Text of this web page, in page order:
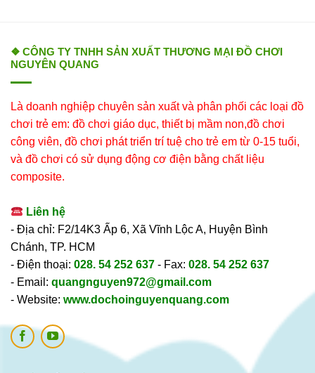
❖ CÔNG TY TNHH SẢN XUẤT THƯƠNG MẠI ĐỒ CHƠI
NGUYÊN QUANG
Là doanh nghiệp chuyên sản xuất và phân phối các loại đồ
chơi trẻ em: đồ chơi giáo dục, thiết bị mầm non,đồ chơi
công viên, đồ chơi phát triển trí tuệ cho trẻ em từ 0-15 tuổi,
và đồ chơi có sử dụng động cơ điện bằng chất liệu
composite.
Liên hệ
- Địa chỉ: F2/14K3 Ấp 6, Xã Vĩnh Lộc A, Huyện Bình
Chánh, TP. HCM
- Điện thoại: 028. 54 252 637 - Fax: 028. 54 252 637
- Email: quangnguyen972@gmail.com
- Website: www.dochoinguyenquang.com